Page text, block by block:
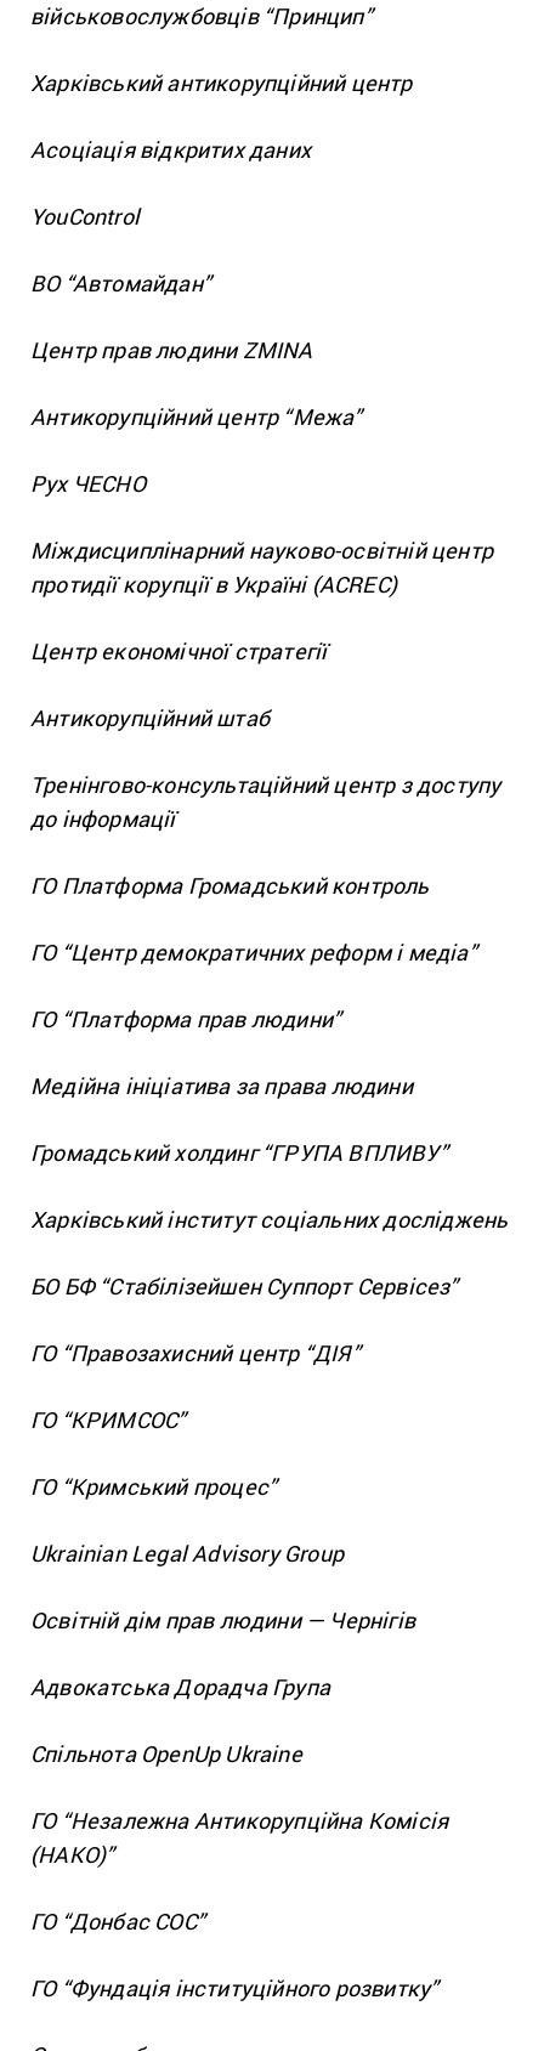
військовослужбовців “Принцип”
Харківський антикорупційний центр
Асоціація відкритих даних
YouControl
ВО “Автомайдан”
Центр прав людини ZMINA
Антикорупційний центр “Межа”
Рух ЧЕСНО
Міждисциплінарний науково-освітній центр
протидії корупції в Україні (ACREC)
Центр економічної стратегії
Антикорупційний штаб
Тренінгово-консультаційний центр з доступу
до інформації
ГО Платформа Громадський контроль
ГО “Центр демократичних реформ і медіа”
ГО “Платформа прав людини”
Медійна ініціатива за права людини
Громадський холдинг “ГРУПА ВПЛИВУ”
Харківський інститут соціальних досліджень
БО БФ “Стабілізейшен Суппорт Сервісез”
ГО “Правозахисний центр “ДІЯ”
ГО “КРИМСОС”
ГО “Кримський процес”
Ukrainian Legal Advisory Group
Освітній дім прав людини — Чернігів
Адвокатська Дорадча Група
Спільнота OpenUp Ukraine
ГО “Незалежна Антикорупційна Комісія
(НАКО)”
ГО “Донбас СОС”
ГО “Фундаціяінституційногорозвитку”